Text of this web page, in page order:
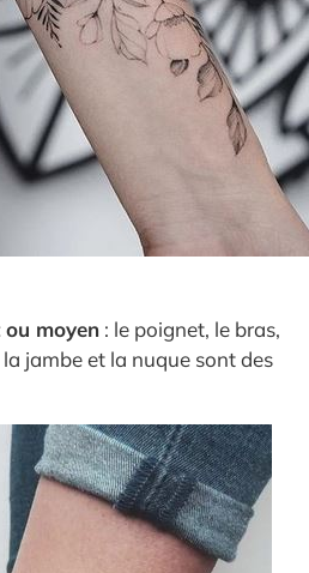
moyen : le poignet, le bras,
la jambe et la nuque sont des